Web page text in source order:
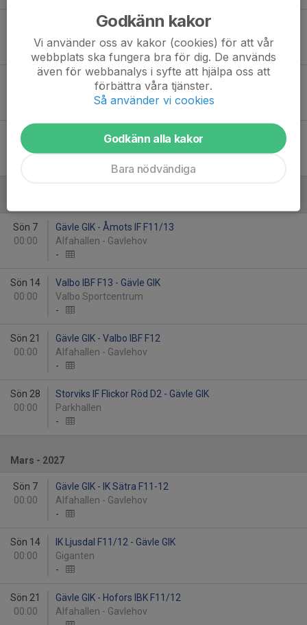
00:00
IK Sätra F11-12 - Gävle GIK
Träffen Arena
Sön 24
Gävle GIK - IK Ljusdal F11/12
Alfahallen - Gavlehov
Sön 31
00:00
Hofors IBK F11/12 - Gävle GIK
Sön 7
00:00
Gävle GIK - Åmots IF F11/13
Alfahallen - Gavlehov
-
Sön 14
00:00
Valbo IBF F13 - Gävle GIK
Valbo Sportcentrum
-
Sön 21
00:00
Gävle GIK - Valbo IBF F12
Alfahallen - Gavlehov
-
Sön 28
00:00
Storviks IF Flickor Röd D2 - Gävle GIK
Parkhallen
-
Mars - 2027
Sön 7
00:00
Gävle GIK - IK Sätra F11-12
Alfahallen - Gavlehov
-
Sön 14
00:00
IK Ljusdal F11/12 - Gävle GIK
Giganten
-
Sön 21
00:00
Gävle GIK - Hofors IBK F11/12
Alfahallen - Gavlehov
Godkänn kakor
Vi använder oss av kakor (cookies) för att vår
webbplats ska fungera bra för dig. De används
även för webbanalys i syfte att hjälpa oss att
förbättra våra tjänster.
Så använder vi cookies
Godkänn alla kakor
Bara nödvändiga